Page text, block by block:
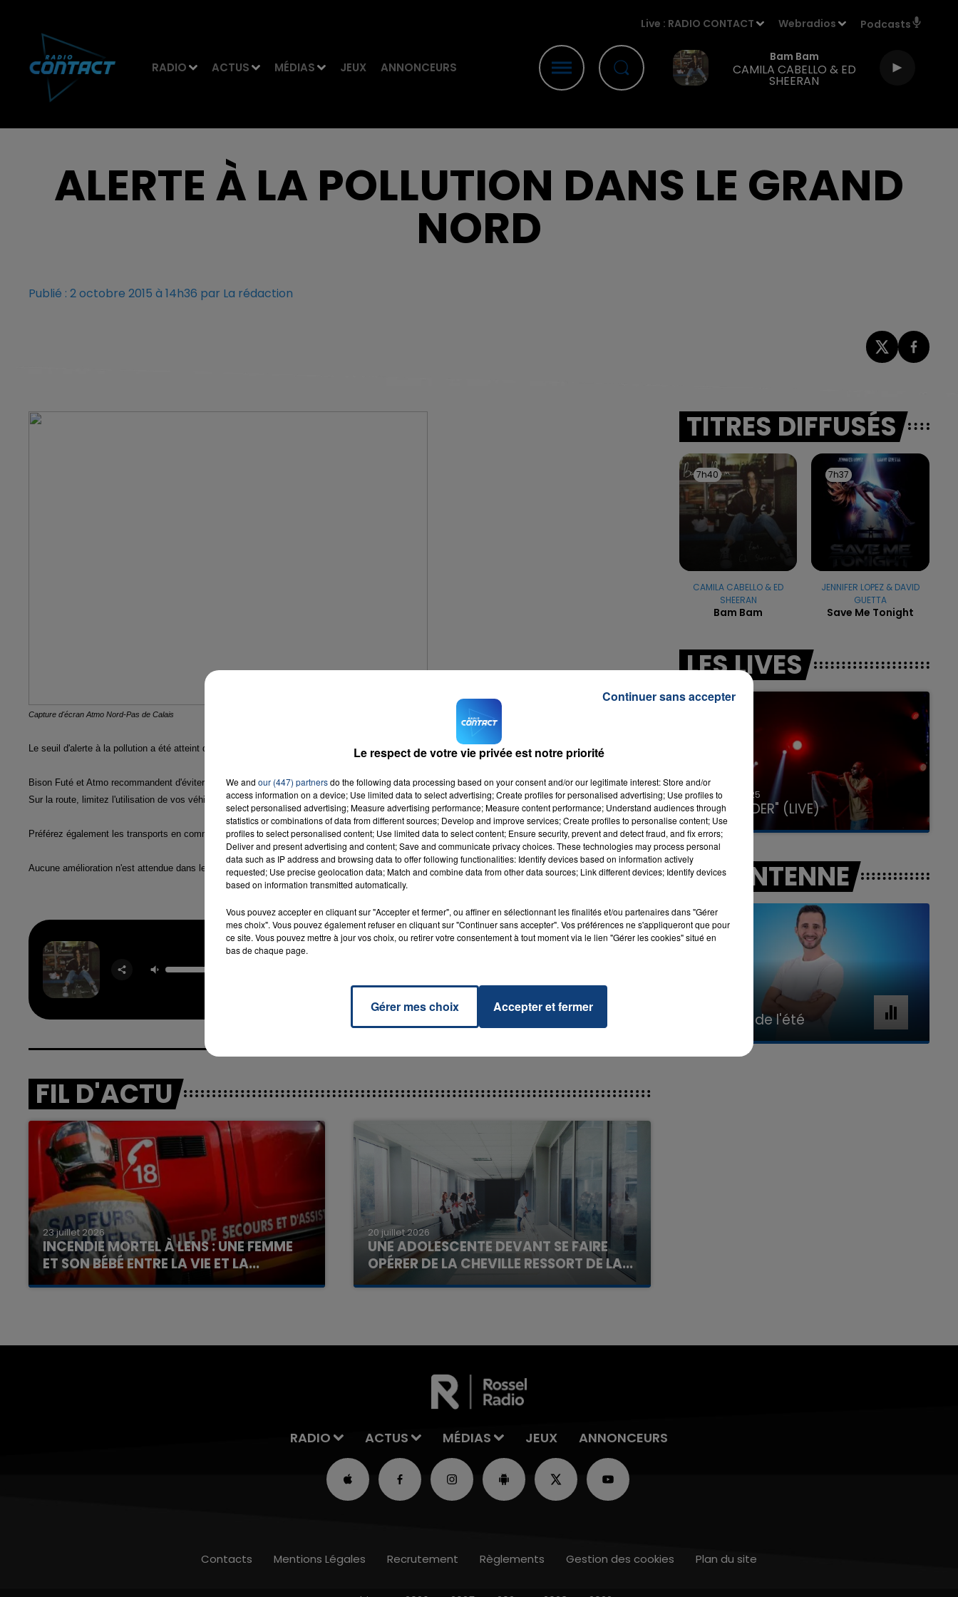
RADIO ACTUS MÉDIAS JEUX ANNONCEURS
Live : RADIO CONTACT Webradios Podcasts
Bam Bam
CAMILA CABELLO & ED
SHEERAN
7h00 - 11h00
ALERTE À LA POLLUTION DANS LE GRAND
NORD
Publié : 2 octobre 2015 à 14h36 par La rédaction
Capture d'écran Atmo Nord-Pas de Calais
Le seuil d'alerte à la pollution a été atteint dans plusieurs départements, notamment dans la Somme et le Nord-Pas de Calais.
Bison Futé et Atmo recommandent d'éviter les activités sportives.
Sur la route, limitez l'utilisation de vos véhicules personnels. Sur les grands axes, la vitesse est réduite de 20km/h.
Préférez également les transports en commun ou le covoiturage.
Aucune amélioration n'est attendue dans les prochaines 24 heures.
Bam Bam
FIL D'ACTU
23 juillet 2026
INCENDIE MORTEL À LENS : UNE FEMME
ET SON BÉBÉ ENTRE LA VIE ET LA...
Un homme s'est immolé par le feu après avoir
20 juillet 2026
UNE ADOLESCENTE DEVANT SE FAIRE
OPÉRER DE LA CHEVILLE RESSORT DE LA...
La famille a porté plainte contre la clinique qui a
TITRES DIFFUSÉS
7h40
7h40
CAMILA CABELLO & ED
SHEERAN
Bam Bam
7h37
7h37
JENNIFER LOPEZ & DAVID
GUETTA
Save Me Tonight
LES LIVES
31 janvier 2025
GIMS "SPIDER" (LIVE)
A L'ANTENNE
7h00 - 11h00
La Team de l'été
RADIO ACTUS MÉDIAS JEUX ANNONCEURS
Contacts Mentions Légales Recrutement Règlements Gestion des cookies Plan du site
Le respect de votre vie privée est notre priorité
We and our (447) partnersdo the following data processing based on your consent and/or our legitimate interest: Store and/or
access information on a device; Use limited data to select advertising; Create profiles for personalised advertising; Use profiles to
select personalised advertising; Measure advertising performance; Measure content performance; Understand audiences through
statistics or combinations of data from different sources; Develop and improve services; Create profiles to personalise content; Use
profiles to select personalised content; Use limited data to select content; Ensure security, prevent and detect fraud, and fix errors;
Deliver and present advertising and content; Save and communicate privacy choices. These technologies may process personal
data such as IP address and browsing data to offer following functionalities: Identify devices based on information actively
requested; Use precise geolocation data; Match and combine data from other data sources; Link different devices; Identify devices
based on information transmitted automatically.
Vous pouvez accepter en cliquant sur "Accepter et fermer", ou affiner en sélectionnant les finalités et/ou partenaires dans "Gérer
mes choix". Vous pouvez également refuser en cliquant sur "Continuer sans accepter". Vos préférences ne s'appliqueront que pour
ce site. Vous pouvez mettre à jour vos choix, ou retirer votre consentement à tout moment via le lien "Gérer les cookies" situé en
bas de chaque page.
Gérer mes choix Accepter et fermer
Continuer sans accepter